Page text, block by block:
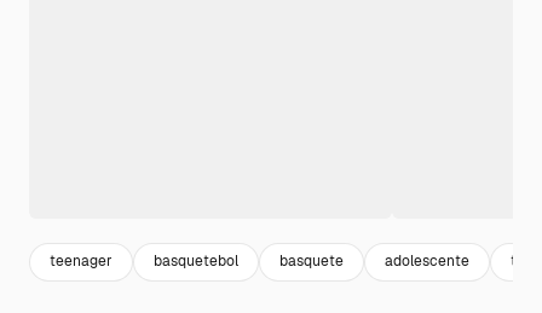
teenager basquetebol basquete adolescente teen